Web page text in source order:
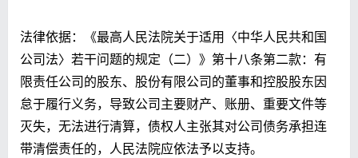
法律依据：《最高人民法院关于适用〈中华人民共和国
公司法〉若干问题的规定（二）》第十八条第二款：有
限责任公司的股东、股份有限公司的董事和控股股东因
怠于履行义务，导致公司主要财产、账册、重要文件等
灭失，无法进行清算，债权人主张其对公司债务承担连
带清偿责任的，人民法院应依法予以支持。